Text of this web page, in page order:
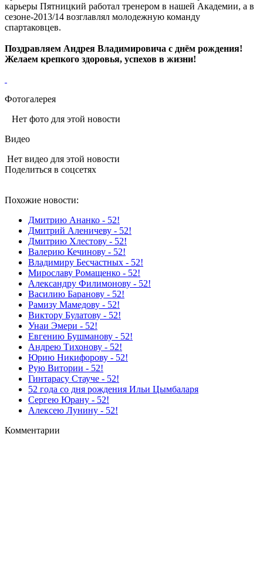
карьеры Пятницкий работал тренером в нашей Академии, а в
сезоне-2013/14 возглавлял молодежную команду
спартаковцев.
Поздравляем Андрея Владимировича с днём рождения!
Желаем крепкого здоровья, успехов в жизни!
Фотогалерея
Нет фото для этой новости
Видео
Нет видео для этой новости
Поделиться в соцсетях
Похожие новости:
Дмитрию Ананко - 52!
Дмитрий Аленичеву - 52!
Дмитрию Хлестову - 52!
Валерию Кечинову - 52!
Владимиру Бесчастных - 52!
Мирославу Ромащенко - 52!
Александру Филимонову - 52!
Василию Баранову - 52!
Рамизу Мамедову - 52!
Виктору Булатову - 52!
Унаи Эмери - 52!
Евгению Бушманову - 52!
Андрею Тихонову - 52!
Юрию Никифорову - 52!
Рую Витории - 52!
Гинтарасу Стауче - 52!
52 года со дня рождения Ильи Цымбаларя
Сергею Юрану - 52!
Алексею Лунину - 52!
Комментарии